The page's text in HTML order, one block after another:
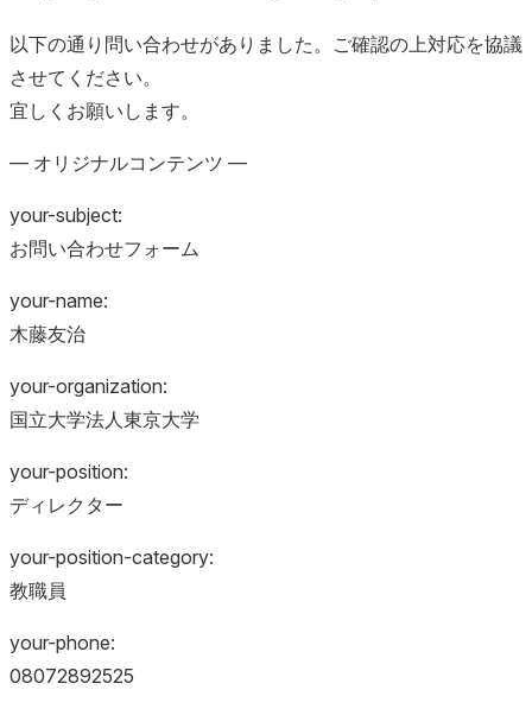
以下の通り問い合わせがありました。ご確認の上対応を協議
させてください。
宜しくお願いします。
— オリジナルコンテンツ —
your-subject:
お問い合わせフォーム
your-name:
木藤友治
your-organization:
国立大学法人東京大学
your-position:
ディレクター
your-position-category:
教職員
your-phone:
08072892525